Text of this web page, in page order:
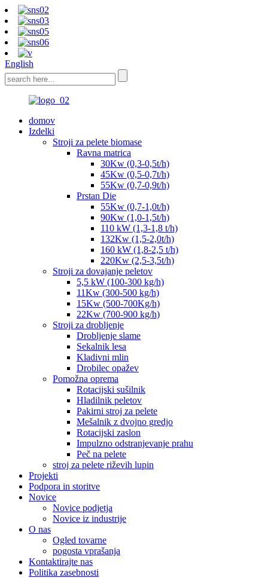
English
domov
Izdelki
Stroji za pelete biomase
Ravna matrica
30Kw (0,3-0,5t/h)
45Kw (0,5-0,7t/h)
55Kw (0,7-0,9t/h)
Prstan Die
55Kw (0,7-1,0t/h)
90Kw (1,0-1,5t/h)
110 kW (1,3-1,8 t/h)
132Kw (1,5-2,0t/h)
160 kW (1,8-2,5 t/h)
220Kw (2,5-3,5t/h)
Stroji za dovajanje peletov
5,5 kW (100-300 kg/h)
11Kw (300-500 kg/h)
15Kw (500-700Kg/h)
22Kw (700-900 kg/h)
Stroji za drobljenje
Drobljenje slame
Sekalnik lesa
Kladivni mlin
Drobilec opažev
Pomožna oprema
Rotacijski sušilnik
Hladilnik peletov
Pakirni stroj za pelete
Mešalnik z dvojno gredjo
Rotacijski zaslon
Impulzno odstranjevanje prahu
Peč na pelete
stroj za pelete riževih lupin
Projekti
Podpora in storitve
Novice
Novice podjetja
Novice iz industrije
O nas
Ogled tovarne
pogosta vprašanja
Kontaktirajte nas
Politika zasebnosti